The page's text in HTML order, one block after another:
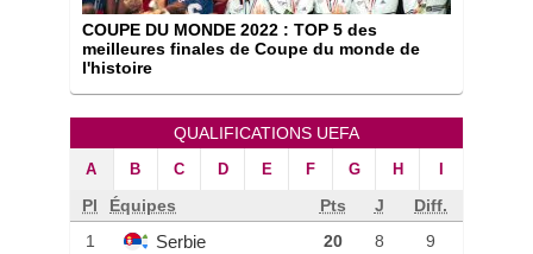
COUPE DU MONDE 2022 : TOP 5 des
meilleures finales de Coupe du monde de
l'histoire
QUALIFICATIONS UEFA
A B C D E F G H
Pl Équipes Pts J
Diff.
1
Serbie 20 8 9